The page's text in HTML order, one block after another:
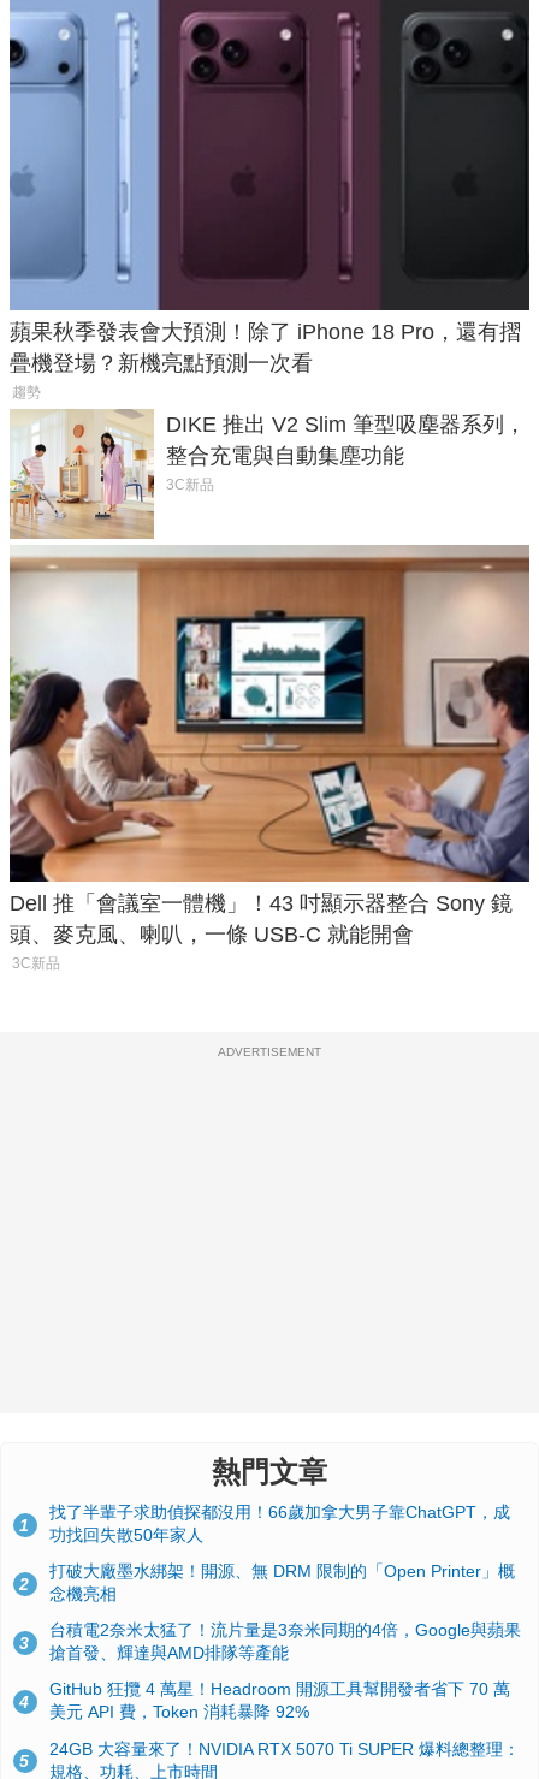
蘋果秋季發表會大預測！除了 iPhone 18 Pro，還有摺
疊機登場？新機亮點預測一次看
趨勢
DIKE 推出 V2 Slim 筆型吸塵器系列，
整合充電與自動集塵功能
3C新品
Dell 推「會議室一體機」！43 吋顯示器整合 Sony 鏡
頭、麥克風、喇叭，一條 USB-C 就能開會
3C新品
ADVERTISEMENT
熱門文章
1
找了半輩子求助偵探都沒用！66歲加拿大男子靠ChatGPT，成
功找回失散50年家人
2
打破大廠墨水綁架！開源、無 DRM 限制的「Open Printer」概
念機亮相
3
台積電2奈米太猛了！流片量是3奈米同期的4倍，Google與蘋果
搶首發、輝達與AMD排隊等產能
4
GitHub 狂攬 4 萬星！Headroom 開源工具幫開發者省下 70 萬
美元 API 費，Token 消耗暴降 92%
5
24GB 大容量來了！NVIDIA RTX 5070 Ti SUPER 爆料總整理：
規格、功耗、上市時間